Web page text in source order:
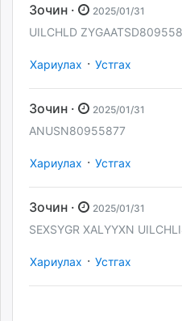
Зочин · 2025/01/31
UILCHLD
Хариулах · Устгах
Зочин · 2025/01/31
ANUSN80955877
Хариулах · Устгах
Зочин · 2025/01/31
SEXSYGR XALYYXN
Хариулах · Устгах